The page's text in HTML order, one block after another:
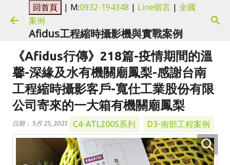
跳到主要內容
| M:0932-194348 | Line留言 | 全國
案例
Afidus工程縮時攝影機與實戰案例
《Afidus行傳》218篇-疫情期間的溫
馨-深緣及水有機關廟鳳梨-感謝台南
工程縮時攝影客戶-寬仕工業股份有限
公司寄來的一大箱有機關廟鳳梨
日期： 5月 25, 2021 C4-ATL200S系列 D3-南部工程案例